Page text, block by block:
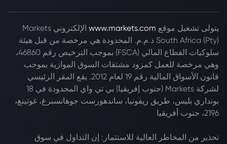
يتولى تشغيل موقع www.markets.com
الإلكتروني Markets
South Africa (Pty) ذ.م.م. المحدودة هي مرخصة من قبل هيئة
سلوكيات القطاع المالي (FSCA) بموجب الترخيص رقم 46860،
وهي مرخصة للعمل كمزود مشتقات السوق الموازية بموجب
قانون الأسواق المالية رقم 19 لعام 2012. يقع المقر الرئيسي
لشركة Markets (جنوب إفريقيا) بي تي واي المحدودة في 18
بونداري بليس، طريق ريفونيا، ساندهورست جوهانسبرغ، غوتينغ،
2196، جنوب أفريقيا
تحذير من المخاطر العالية للاستثمار: إن التداول في سوق